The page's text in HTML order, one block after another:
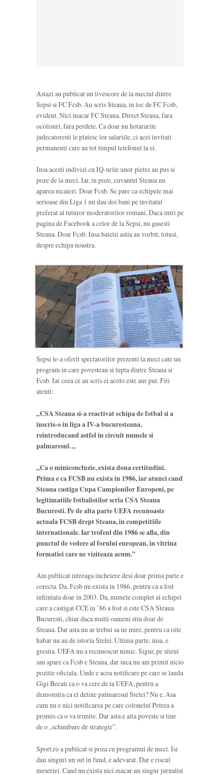
Astazi au publicat un livescore de la meciul dintre
Sepsi si FC Fcsb. Au scris Steaua, in loc de FC Fcsb,
evident. Nici macar FC Steaua. Direct Steaua, fara
ocolisuri, fara perdele. Ca doar nu hotararile
judecatoresti le platesc lor salariile, ci acei invitati
permanenti care au tot timpul telefonul la ei.
Insa acesti indivizi cu IQ-urile unor pietre au pus si
poze de la meci. Iar, in poze, cuvantul Steaua nu
aparea nicaieri. Doar Fcsb. Se pare ca echipele mai
serioase din Liga 1 nu dau doi bani pe invitatul
preferat al tuturor moderatorilor romani. Daca intri pe
pagina de Facebook a celor de la Sepsi, nu gasesti
Steaua. Doar Fcsb. Insa baietii astia au vorbit, totusi,
despre echipa noastra.
Sepsi le-a oferit spectatorilor prezenti la meci cate un
program in care povesteau si lupta dintre Steaua si
Fcsb. Iar ceea ce au scris ei acolo este aur pur. Fiti
atenti:
„CSA Steaua si-a reactivat echipa de fotbal si a
inscris-o in liga a IV-a bucuresteana,
reintroducand astfel in circuit numele si
palmaresul. „
„Ca o miniconcluzie, exista doua certitudini.
Prima e ca FCSB nu exista in 1986, iar atunci cand
Steaua castiga Cupa Campionilor Europeni, pe
legitimatiile fotbalistilor scria CSA Steaua
Bucuresti. Pe de alta parte UEFA recunoaste
actuala FCSB drept Steaua, in competitiile
internationale. Iar trofeul din 1986 se afla, din
punctul de vedere al forului european, in vitrina
formatiei care ne viziteaza acum.”
Am publicat intreaga incheiere desi doar prima parte e
corecta. Da, Fcsb nu exista in 1986, pentru ca a fost
infiintata doar in 2003. Da, numele complet al echipei
care a castigat CCE in ’86 a fost si este CSA Steaua
Bucuresti, chiar daca multi oameni stiu doar de
Steaua. Dar asta nu ar trebui sa ne mire, pentru ca oile
habar nu au de istoria Stelei. Ultima parte, insa, e
gresita. UEFA nu a recunoscut nimic. Sigur, pe siteul
sau apare ca Fcsb e Steaua, dar inca nu am primit nicio
pozitie oficiala. Unde e acea notificare pe care se lauda
Gigi Becali ca o va cere de la UEFA, pentru a
demonstra ca el detine palmaresul Stelei? Nu e. Asa
cum nu e nici notificarea pe care colonelul Petrea a
promis ca o va trimite. Dar asta e alta poveste si tine
de o „schimbare de strategie”.
Sport.ro a publicat si poza cu programul de meci. Isi
dau singuri un sut in fund, e adevarat. Dar e riscul
meseriei. Cand nu exista nici macar un singur jurnalist